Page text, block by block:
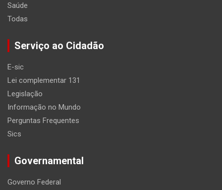
Saúde
Todas
Serviço ao Cidadão
E-sic
Lei complementar 131
Legislação
Informação no Mundo
Perguntas Frequentes
Sics
Governamental
Governo Federal